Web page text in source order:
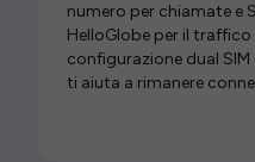
numero per chiamate e
HelloGlobe per il traffico
configurazione dual
ti aiuta a rimanere